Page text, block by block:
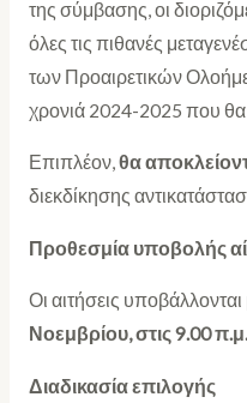
της σύμβασης, οι
όλες τις πιθανές
των Προαιρετικών
χρονιά 2024-2025 που θα
Επιπλέον,θα
διεκδίκησης
Προθεσμία υποβολής
Οι αιτήσεις υποβάλλονται
Νοεμβρίου, στις 9.00 π.μ.
Διαδικασία επιλογής